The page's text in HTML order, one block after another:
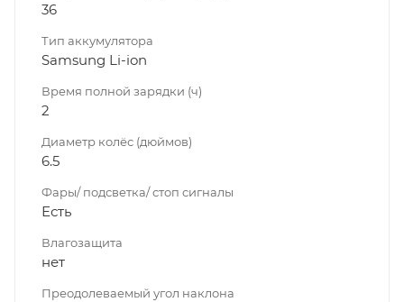
36
Тип аккумулятора
Samsung Li-ion
Время полной зарядки (ч)
2
Диаметр колёс (дюймов)
6.5
Фары/ подсветка/ стоп сигналы
Есть
Влагозащита
нет
Преодолеваемый угол наклона